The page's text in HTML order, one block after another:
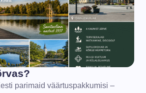
parimaid väärtuspakkumisi –